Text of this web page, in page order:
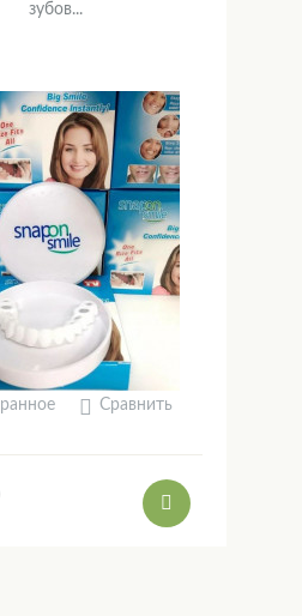
зубов...
Сравнить